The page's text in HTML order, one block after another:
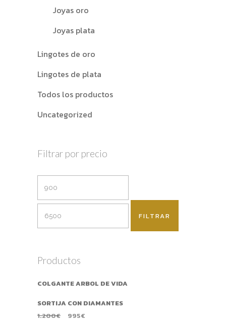
Joyas oro
Joyas plata
Lingotes de oro
Lingotes de plata
Todos los productos
Uncategorized
Filtrar por precio
FILTRAR
Productos
COLGANTE ARBOL DE VIDA
SORTIJA CON DIAMANTES
1.200€ 995€